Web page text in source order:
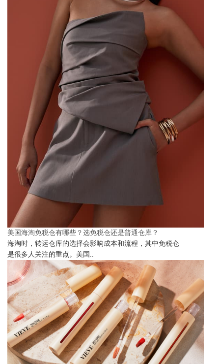
美国海淘免税仓有哪些？选免税仓还是普通仓库？
海淘时，转运仓库的选择会影响成本和流程，其中免税仓
是很多人关注的重点。美国..